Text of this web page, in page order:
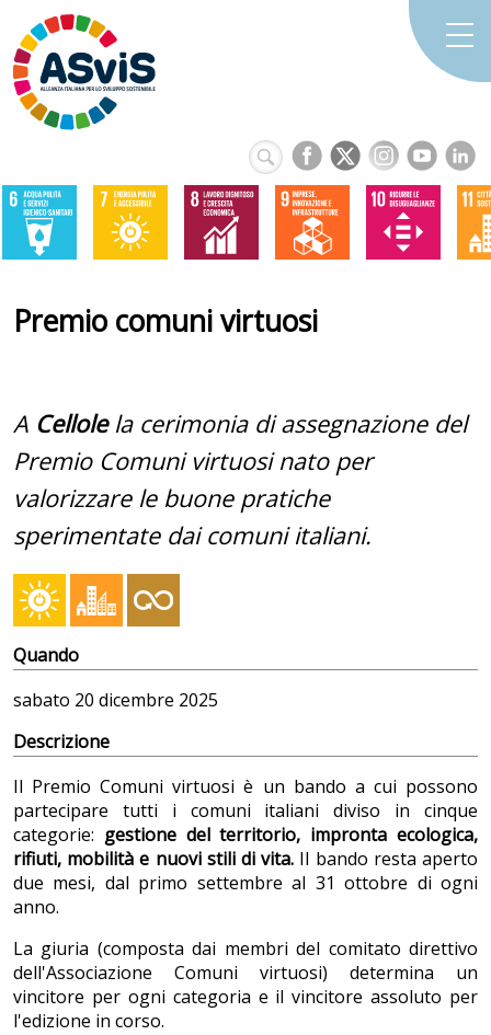
Premio comuni virtuosi
A Cellolela cerimonia di assegnazione del
Premio Comuni virtuosi nato per
valorizzare le buone pratiche
sperimentate dai comuni italiani.
Quando
sabato 20 dicembre 2025
Descrizione
Il Premio Comuni virtuosi è un bando a cui possono
partecipare tutti i comuni italiani diviso in cinque
categorie: gestione del territorio, impronta ecologica,
rifiuti, mobilità e nuovi stili di vita. Il bando resta aperto
due mesi, dal primo settembre al 31 ottobre di ogni
anno.
La giuria (composta dai membri del comitato direttivo
dell'Associazione Comuni virtuosi) determina un
vincitore per ogni categoria e il vincitore assoluto per
l'edizione in corso.